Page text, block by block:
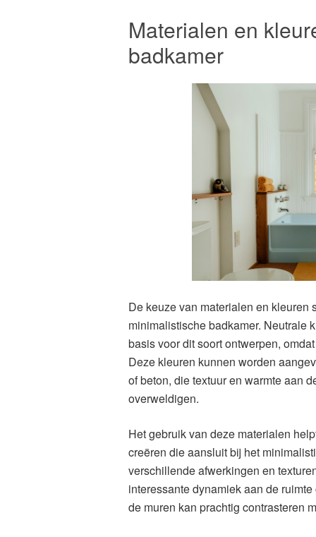
Materialen en
badkamer
De keuze van materialen en kleuren
minimalistische badkamer. Neutrale
basis voor dit soort ontwerpen,
Deze kleuren kunnen worden
of beton, die textuur en warmte aan
overweldigen.
Het gebruik van deze materialen
creëren die aansluit bij het
verschillende afwerkingen en
interessante dynamiek aan de
de muren kan prachtig contrasteren